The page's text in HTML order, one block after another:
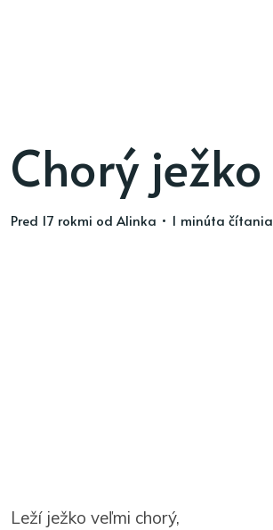
Chorý ježko
pred 17 rokmi od Alinka • 1 minúta čítania
Leží ježko veľmi chorý,